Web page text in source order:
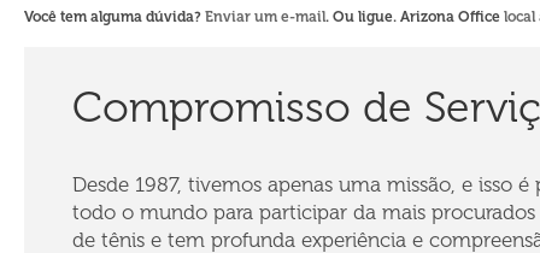
Você tem alguma dúvida? Enviar um e-mail. Ou ligue. Arizona Office
Compromisso de
Desde 1987, tivemos apenas uma missão, e isso
todo o mundo para participar da mais
de tênis e tem profunda experiência e